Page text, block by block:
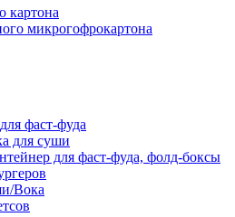
картона
микрогофрокартона
фаст-фуда
для суши
для фаст-фуда, фолд-боксы
Вока